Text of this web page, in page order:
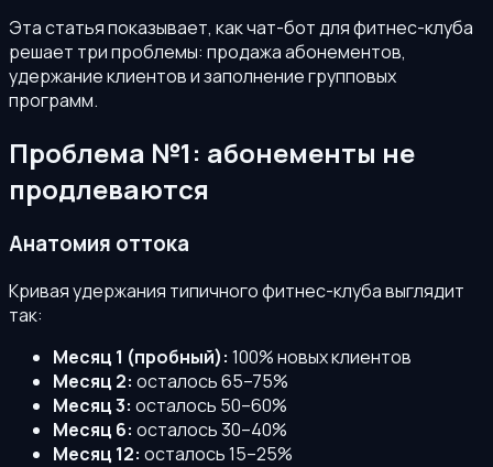
Эта статья показывает, как чат-бот для фитнес-клуба
решает три проблемы: продажа абонементов,
удержание клиентов и заполнение групповых
программ.
Проблема №1: абонементы не
продлеваются
Анатомия оттока
Кривая удержания типичного фитнес-клуба выглядит
так:
Месяц 1 (пробный): 100% новых клиентов
Месяц 2: осталось 65–75%
Месяц 3: осталось 50–60%
Месяц 6: осталось 30–40%
Месяц 12: осталось 15–25%